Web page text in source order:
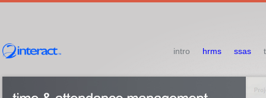
intro hrms ssas